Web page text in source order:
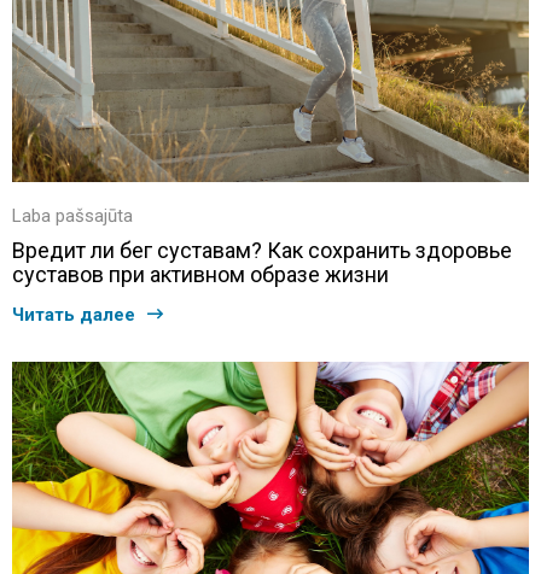
Laba pašsajūta
Вредит ли бег суставам? Как сохранить здоровье
суставов при активном образе жизни
Читать далее